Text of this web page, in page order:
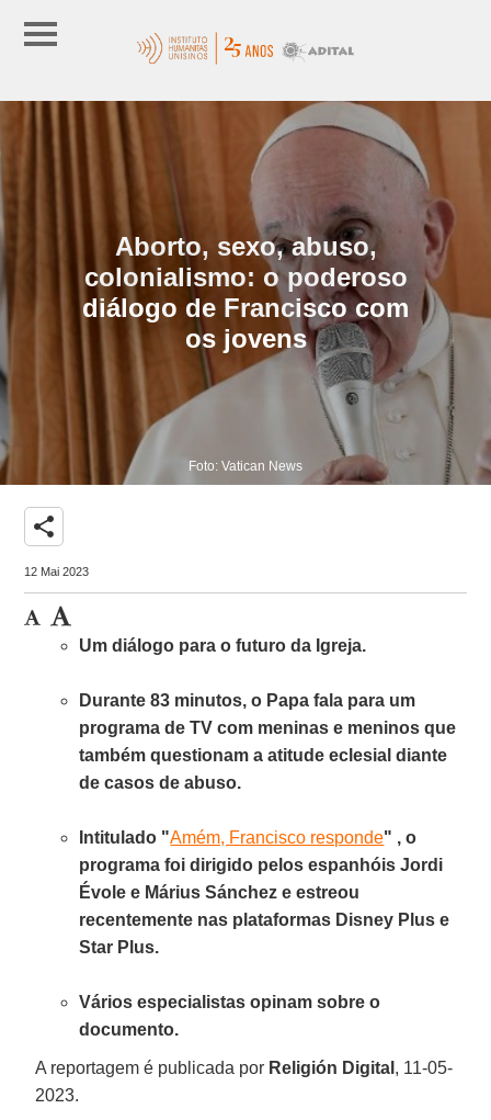
Aborto, sexo, abuso,
colonialismo: o poderoso
diálogo de Francisco com
os jovens
Foto: Vatican News
share
12 Mai 2023
Um diálogo para o futuro da Igreja.
Durante 83 minutos, o Papa fala para um
programa de TV com meninas e meninos que
também questionam a atitude eclesial diante
de casos de abuso.
Intitulado "Amém, Francisco responde" , o
programa foi dirigido pelos espanhóis Jordi
Évole e Márius Sánchez e estreou
recentemente nas plataformas Disney Plus e
Star Plus.
Vários especialistas opinam sobre o
documento.
A reportagem é publicada por Religión Digital , 11-05-
2023.